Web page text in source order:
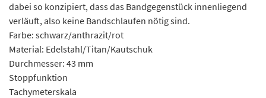
dabei so konzipiert, dass das Bandgegenstück innenliegend
verläuft, also keine Bandschlaufen nötig sind.
Farbe: schwarz/anthrazit/rot
Material: Edelstahl/Titan/Kautschuk
Durchmesser: 43 mm
Stoppfunktion
Tachymeterskala